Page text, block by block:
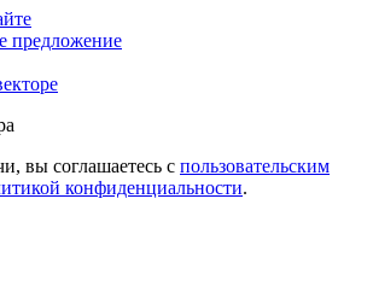
предложение
вы соглашаетесь с пользовательским
конфиденциальности.